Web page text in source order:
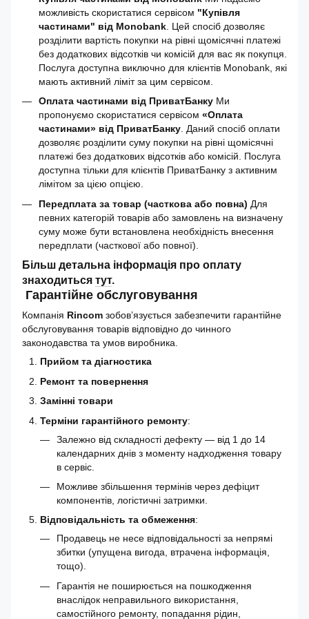
можливість скористатися сервісом "Купівля
частинами" від Monobank . Цей спосіб дозволяє
розділити вартість покупки на рівні щомісячні платежі
без додаткових відсотків чи комісій для вас як покупця.
Послуга доступна виключно для клієнтів Monobank, які
мають активний ліміт за цим сервісом.
Оплата частинами від ПриватБанку Ми
пропонуємо скористатися сервісом «Оплата
частинами» від ПриватБанку. Даний спосіб оплати
дозволяє розділити суму покупки на рівні щомісячні
платежі без додаткових відсотків або комісій. Послуга
доступна тільки для клієнтів ПриватБанку з активним
лімітом за цією опцією.
Передплата за товар (часткова або повна) Для
певних категорій товарів або замовлень на визначену
суму може бути встановлена необхідність внесення
передплати (часткової або повної).
Більш детальна інформація про оплату
знаходиться тут.
Гарантійне обслуговування
Компанія Rincom зобов’язується забезпечити гарантійне
обслуговування товарів відповідно до чинного
законодавства та умов виробника.
Прийом та діагностика
Ремонт та повернення
Замінні товари
Терміни гарантійного ремонту:
Залежно від складності дефекту — від 1 до 14
календарних днів з моменту надходження товару
в сервіс.
Можливе збільшення термінів через дефіцит
компонентів, логістичні затримки.
Відповідальність та обмеження:
Продавець не несе відповідальності за непрямі
збитки (упущена вигода, втрачена інформація,
тощо).
Гарантія не поширюється на пошкодження
внаслідок неправильного використання,
самостійного ремонту, попадання рідин,